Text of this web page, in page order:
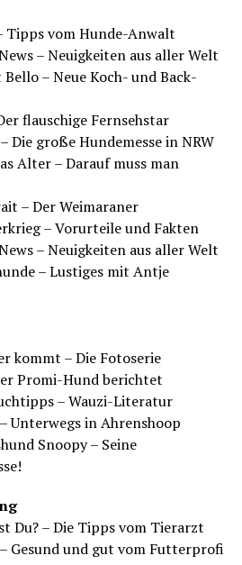
Tipps vom Hunde-Anwalt
– Neuigkeiten aus aller Welt
– Neue Koch- und Back-
flauschige Fernsehstar
Die große Hundemesse in NRW
Alter – Darauf muss man
– Der Weimaraner
– Vorurteile und Fakten
– Neuigkeiten aus aller Welt
– Lustiges mit Antje
kommt – Die Fotoserie
Promi-Hund berichtet
– Wauzi-Literatur
Unterwegs in Ahrenshoop
Snoopy – Seine
Du? – Die Tipps vom Tierarzt
Gesund und gut vom Futterprofi